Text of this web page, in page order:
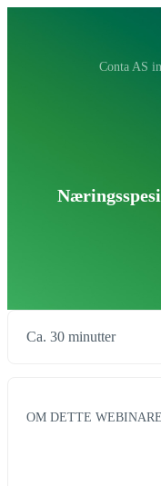
‪Conta AS‬
Ca. 30 minutter
OM DETTE